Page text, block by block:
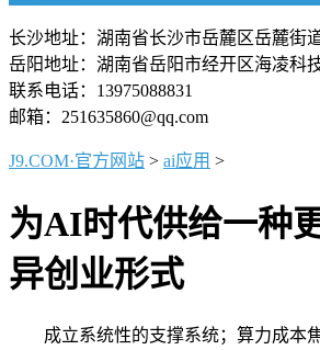
长沙地址：湖南省长沙市岳麓区岳麓街
岳阳地址：湖南省岳阳市经开区海凌科
联系电话：13975088831
邮箱：251635860@qq.com
J9.COM·官方网站 > ai应用 >
为AI时代供给一种
异创业形式
成立系统性的支撑系统；算力成本